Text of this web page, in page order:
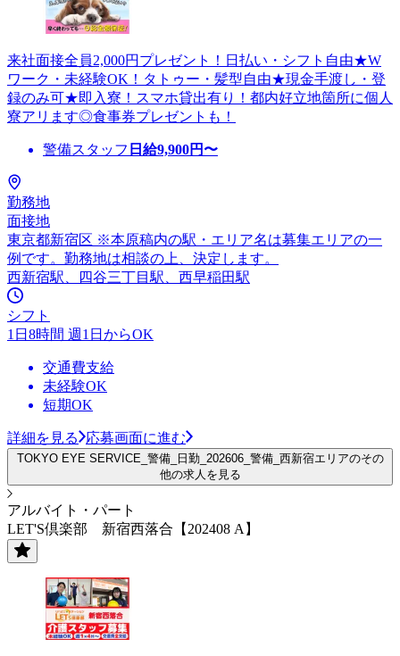
来社面接全員2,000円プレゼント！日払い・シフト自由★W
ワーク・未経験OK！タトゥー・髪型自由★現金手渡し・登
録のみ可★即入寮！スマホ貸出有り！都内好立地箇所に個人
寮アリます◎食事券プレゼントも！
警備スタッフ 日給9,900円〜
勤務地
面接地
東京都新宿区 ※本原稿内の駅・エリア名は募集エリアの一
例です。勤務地は相談の上、決定します。
西新宿駅、四谷三丁目駅、西早稲田駅
シフト
1日8時間 週1日からOK
交通費支給
未経験OK
短期OK
詳細を見る 応募画面に進む
TOKYO EYE SERVICE_警備_日勤_202606_警備_西新宿エリアのその
他の求人を見る
アルバイト・パート
LET'S倶楽部 新宿西落合【202408 A】